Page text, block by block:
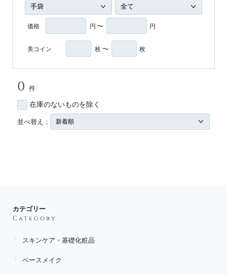
カテゴリー
Category
スキンケア・基礎化粧品
ベースメイク
価格 円 〜 円
美コイン 枚 〜 枚
0 件
在庫のないものを除く
並べ替え：